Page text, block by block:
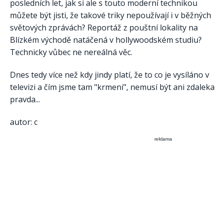
posledních let, jak si ale s touto moderní technikou
můžete být jisti, že takové triky nepoužívají i v běžných
světových zprávách? Reportáž z pouštní lokality na
Blízkém východě natáčená v hollywoodském studiu?
Technicky vůbec ne nereálná věc.
Dnes tedy více než kdy jindy platí, že to co je vysíláno v
televizi a čím jsme tam "krmeni", nemusí být ani zdaleka
pravda...
autor: c
reklama